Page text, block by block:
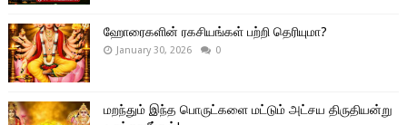
ஹோரைகளின் ரகசியங்கள் பற்றி தெரியுமா?
January 30, 2026 0
மறந்தும் இந்த பொருட்களை மட்டும் அட்சய திருதியன்று